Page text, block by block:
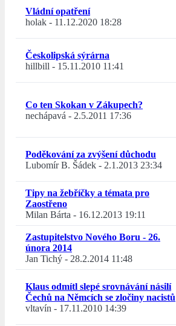
Vládní opatření
holak - 11.12.2020 18:28
Českolipská sýrárna
hillbill - 15.11.2010 11:41
Co ten Skokan v Zákupech?
nechápavá - 2.5.2011 17:36
Poděkování za zvýšení důchodu
Lubomír B. Šádek - 2.1.2013 23:34
Tipy na žebříčky a témata pro
Zaostřeno
Milan Bárta - 16.12.2013 19:11
Zastupitelstvo Nového Boru - 26.
února 2014
Jan Tichý - 28.2.2014 11:48
Klaus odmítl slepé srovnávání násilí
Čechů na Němcích se zločiny nacistů
vltavín - 17.11.2010 14:39